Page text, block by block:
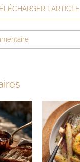
L’ARTICLE